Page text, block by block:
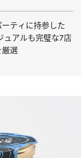
ティに持参した
ュアルも完璧な7店
厳選